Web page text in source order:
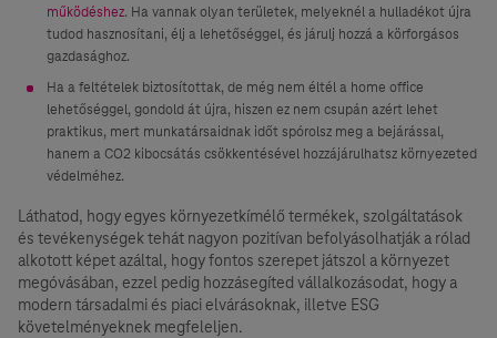
működéshez. Ha vannak olyan területek, melyeknél a hulladékot újra
tudod hasznosítani, élj a lehetőséggel, és járulj hozzá a körforgásos
gazdasághoz.
Ha a feltételek biztosítottak, de még nem éltél a home office
lehetőséggel, gondold át újra, hiszen ez nem csupán azért lehet
praktikus, mert munkatársaidnak időt spórolsz meg a bejárással,
hanem a CO2 kibocsátás csökkentésével hozzájárulhatsz környezeted
védelméhez.
Láthatod, hogy egyes környezetkímélő termékek, szolgáltatások
és tevékenységek tehát nagyon pozitívan befolyásolhatják a rólad
alkotott képet azáltal, hogy fontos szerepet játszol a környezet
megóvásában, ezzel pedig hozzásegíted vállalkozásodat, hogy a
modern társadalmi és piaci elvárásoknak, illetve ESG
követelményeknek megfeleljen.